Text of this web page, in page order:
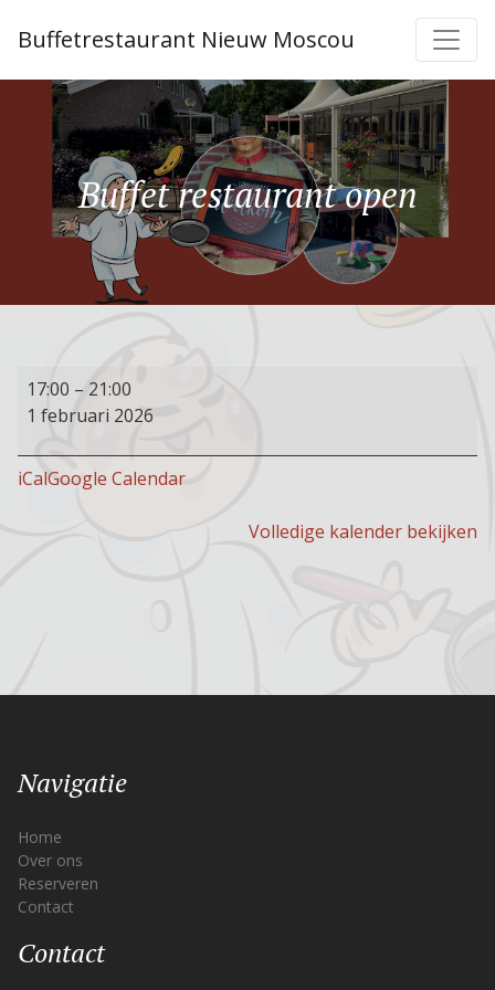
Buffetrestaurant Nieuw Moscou
Buffet restaurant open
Buffet
restaurant
17:00 – 21:00
1 februari 2026
iCalGoogle Calendar
Volledige kalender bekijken
Navigatie
Home
Over ons
Reserveren
Contact
Contact